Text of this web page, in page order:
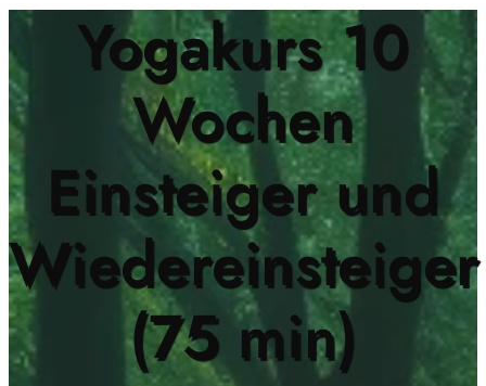
Yogakurs 10
Wochen
Einsteiger und
Wiedereinsteiger
(75 min)